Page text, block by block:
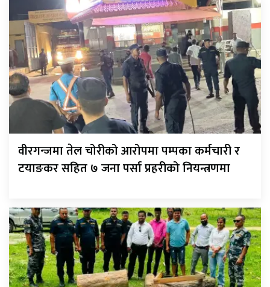
वीरगन्जमा तेल चोरीको आरोपमा पम्पका कर्मचारी र
टयाङकर सहित ७ जना पर्सा प्रहरीको नियन्त्रणमा